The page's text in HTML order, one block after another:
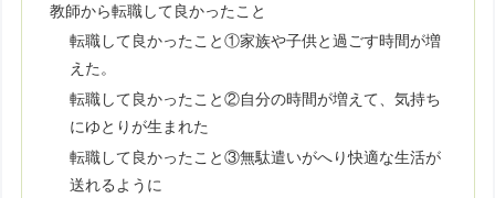
教師から転職して良かったこと
転職して良かったこと①家族や子供と過ごす時間が増
えた。
転職して良かったこと②自分の時間が増えて、気持ち
にゆとりが生まれた
転職して良かったこと③無駄遣いがへり快適な生活が
送れるように